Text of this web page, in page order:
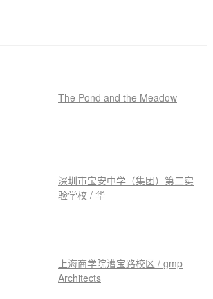
The Pond and the Meadow
深圳市宝安中学（集团）第二实
验学校 / 华
上海商学院漕宝路校区 / gmp
Architects